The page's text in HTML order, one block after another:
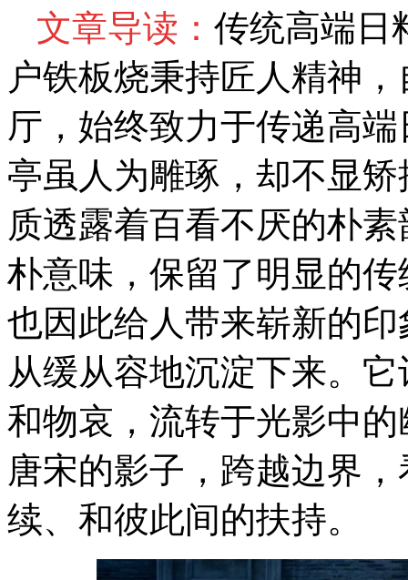
文章导读： 传统高端日
户铁板烧秉持匠人精神
厅，始终致力于传递高
亭虽人为雕琢，却不显
质透露着百看不厌的朴
朴意味，保留了明显的
也因此给人带来崭新的
从缓从容地沉淀下来。
和物哀，流转于光影中
唐宋的影子，跨越边界
续、和彼此间的扶持。